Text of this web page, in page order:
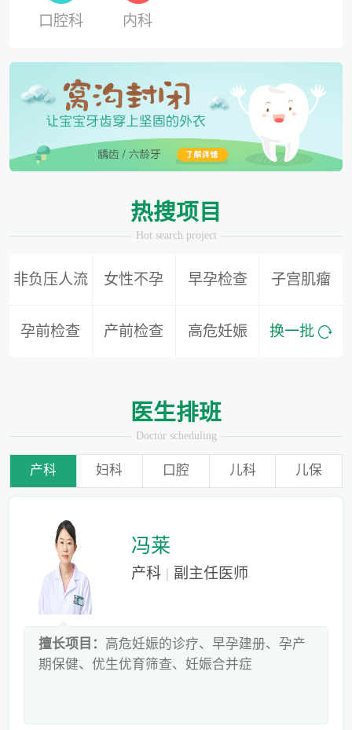
口腔科 内科
热搜项目
Hot search project
非负压人流 女性不孕 早孕检查 子宫肌瘤
孕前检查 产前检查 高危妊娠 换一批
医生排班
Doctor scheduling
产科 妇科 口腔 儿科 儿保
冯莱
产科 | 副主任医师
擅长项目： 高危妊娠的诊疗、早孕建册、孕产
期保健、优生优育筛查、妊娠合并症